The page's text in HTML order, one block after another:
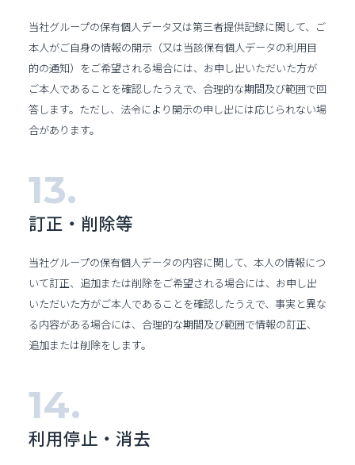
当社グループの保有個人データ又は第三者提供記録に関して、ご
本人がご自身の情報の開示（又は当該保有個人データの利用目
的の通知）をご希望される場合には、お申し出いただいた方が
ご本人であることを確認したうえで、合理的な期間及び範囲で回
答します。ただし、法令により開示の申し出には応じられない場
合があります。
訂正・削除等
当社グループの保有個人データの内容に関して、本人の情報につ
いて訂正、追加または削除をご希望される場合には、お申し出
いただいた方がご本人であることを確認したうえで、事実と異な
る内容がある場合には、合理的な期間及び範囲で情報の訂正、
追加または削除をします。
利用停止・消去